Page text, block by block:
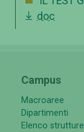
doc
Campus
Macroaree
Dipartimenti
Elenco strutture